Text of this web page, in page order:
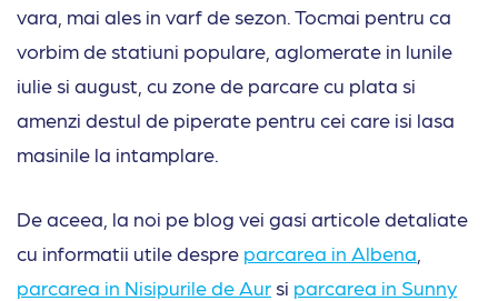
vara, mai ales in varf de sezon. Tocmai pentru ca
vorbim de statiuni populare, aglomerate in lunile
iulie si august, cu zone de parcare cu plata si
amenzi destul de piperate pentru cei care isi lasa
masinile la intamplare.
De aceea, la noi pe blog vei gasi articole detaliate
cu informatii utile despre parcarea in Albena
parcarea in Nisipurile de Aursi parcarea in Sunny